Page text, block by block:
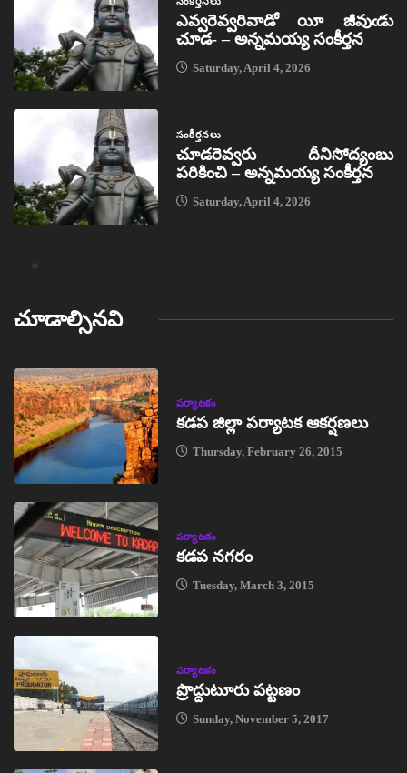
ఎవ్వరెవ్వరివాడో యీ జీవుఁడు
చూడ- – అన్నమయ్య సంకీర్తన
Saturday, April 4, 2026
సంకీర్తనలు
చూడరెవ్వరు దీనిసోద్యంబు
పరికించి – అన్నమయ్య సంకీర్తన
Saturday, April 4, 2026
చూడాల్సినవి
పర్యాటకం
కడప జిల్లా పర్యాటక ఆకర్షణలు
Thursday, February 26, 2015
పర్యాటకం
కడప నగరం
Tuesday, March 3, 2015
పర్యాటకం
ప్రొద్దుటూరు పట్టణం
Sunday, November 5, 2017